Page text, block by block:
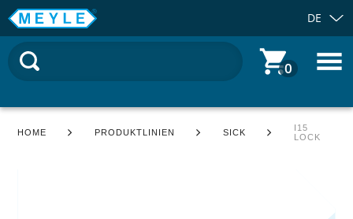
DE
0
HOME PRODUKTLINIEN SICK
I15
LOCK